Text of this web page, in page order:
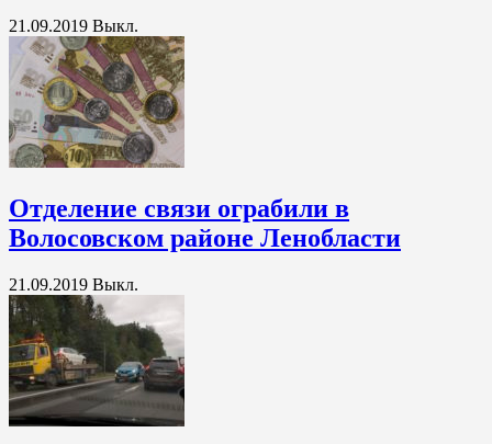
21.09.2019 Выкл.
Отделение связи ограбили в
Волосовском районе Ленобласти
21.09.2019 Выкл.